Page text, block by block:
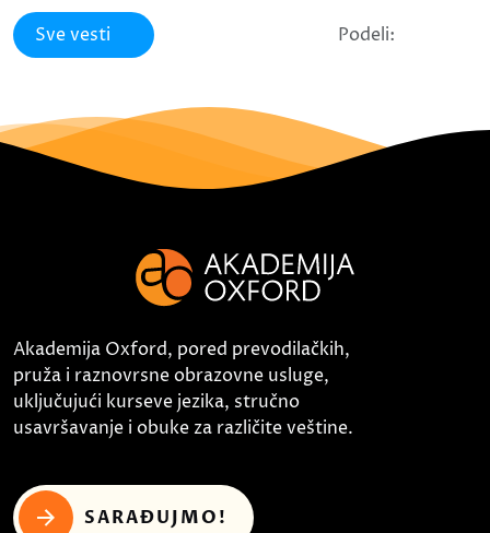
Sve vesti Podeli:
Akademija Oxford, pored prevodilačkih,
pruža i raznovrsne obrazovne usluge,
uključujući kurseve jezika, stručno
usavršavanje i obuke za različite veštine.
SARAĐUJMO!